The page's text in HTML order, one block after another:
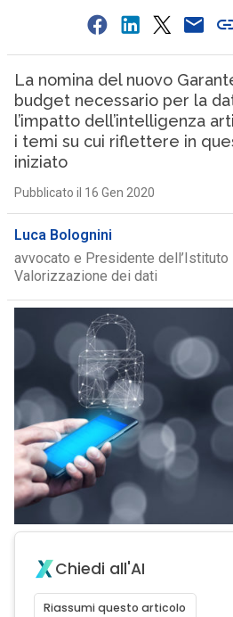
La nomina del nuovo
budget necessario per la
l’impatto dell’intelligenza
i temi su cui riflettere in
iniziato
Pubblicato il 16 Gen 2020
Luca Bolognini
avvocato e Presidente
Valorizzazione dei dati
Chiedi all'AI
Riassumi questo articolo